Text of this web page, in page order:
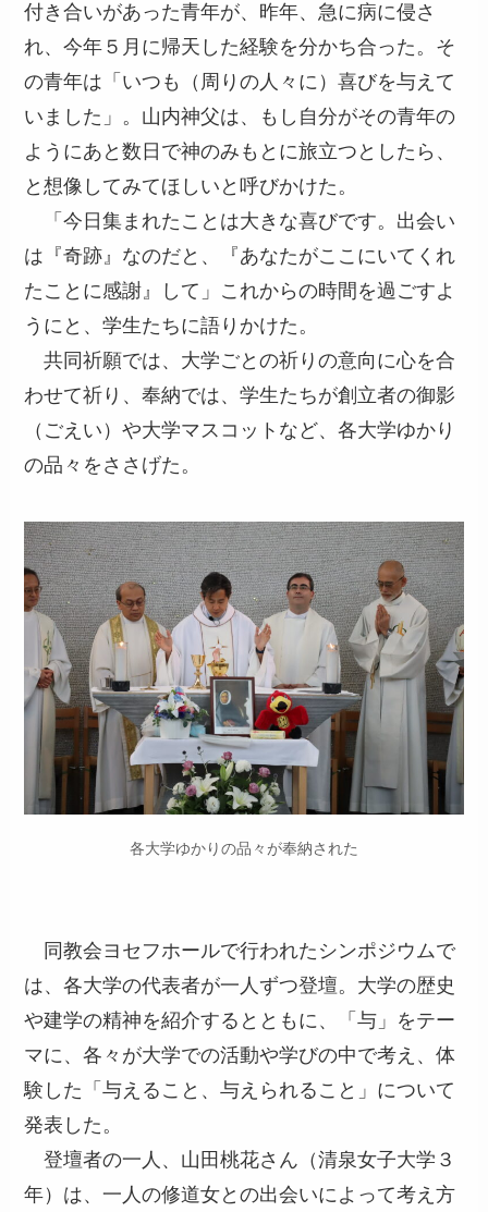
付き合いがあった青年が、昨年、急に病に侵さ
れ、今年５月に帰天した経験を分かち合った。そ
の青年は「いつも（周りの人々に）喜びを与えて
いました」。山内神父は、もし自分がその青年の
ようにあと数日で神のみもとに旅立つとしたら、
と想像してみてほしいと呼びかけた。
「今日集まれたことは大きな喜びです。出会い
は『奇跡』なのだと、『あなたがここにいてくれ
たことに感謝』して」これからの時間を過ごすよ
うにと、学生たちに語りかけた。
共同祈願では、大学ごとの祈りの意向に心を合
わせて祈り、奉納では、学生たちが創立者の御影
（ごえい）や大学マスコットなど、各大学ゆかり
の品々をささげた。
各大学ゆかりの品々が奉納された
同教会ヨセフホールで行われたシンポジウムで
は、各大学の代表者が一人ずつ登壇。大学の歴史
や建学の精神を紹介するとともに、「与」をテー
マに、各々が大学での活動や学びの中で考え、体
験した「与えること、与えられること」について
発表した。
登壇者の一人、山田桃花さん（清泉女子大学３
年）は、一人の修道女との出会いによって考え方